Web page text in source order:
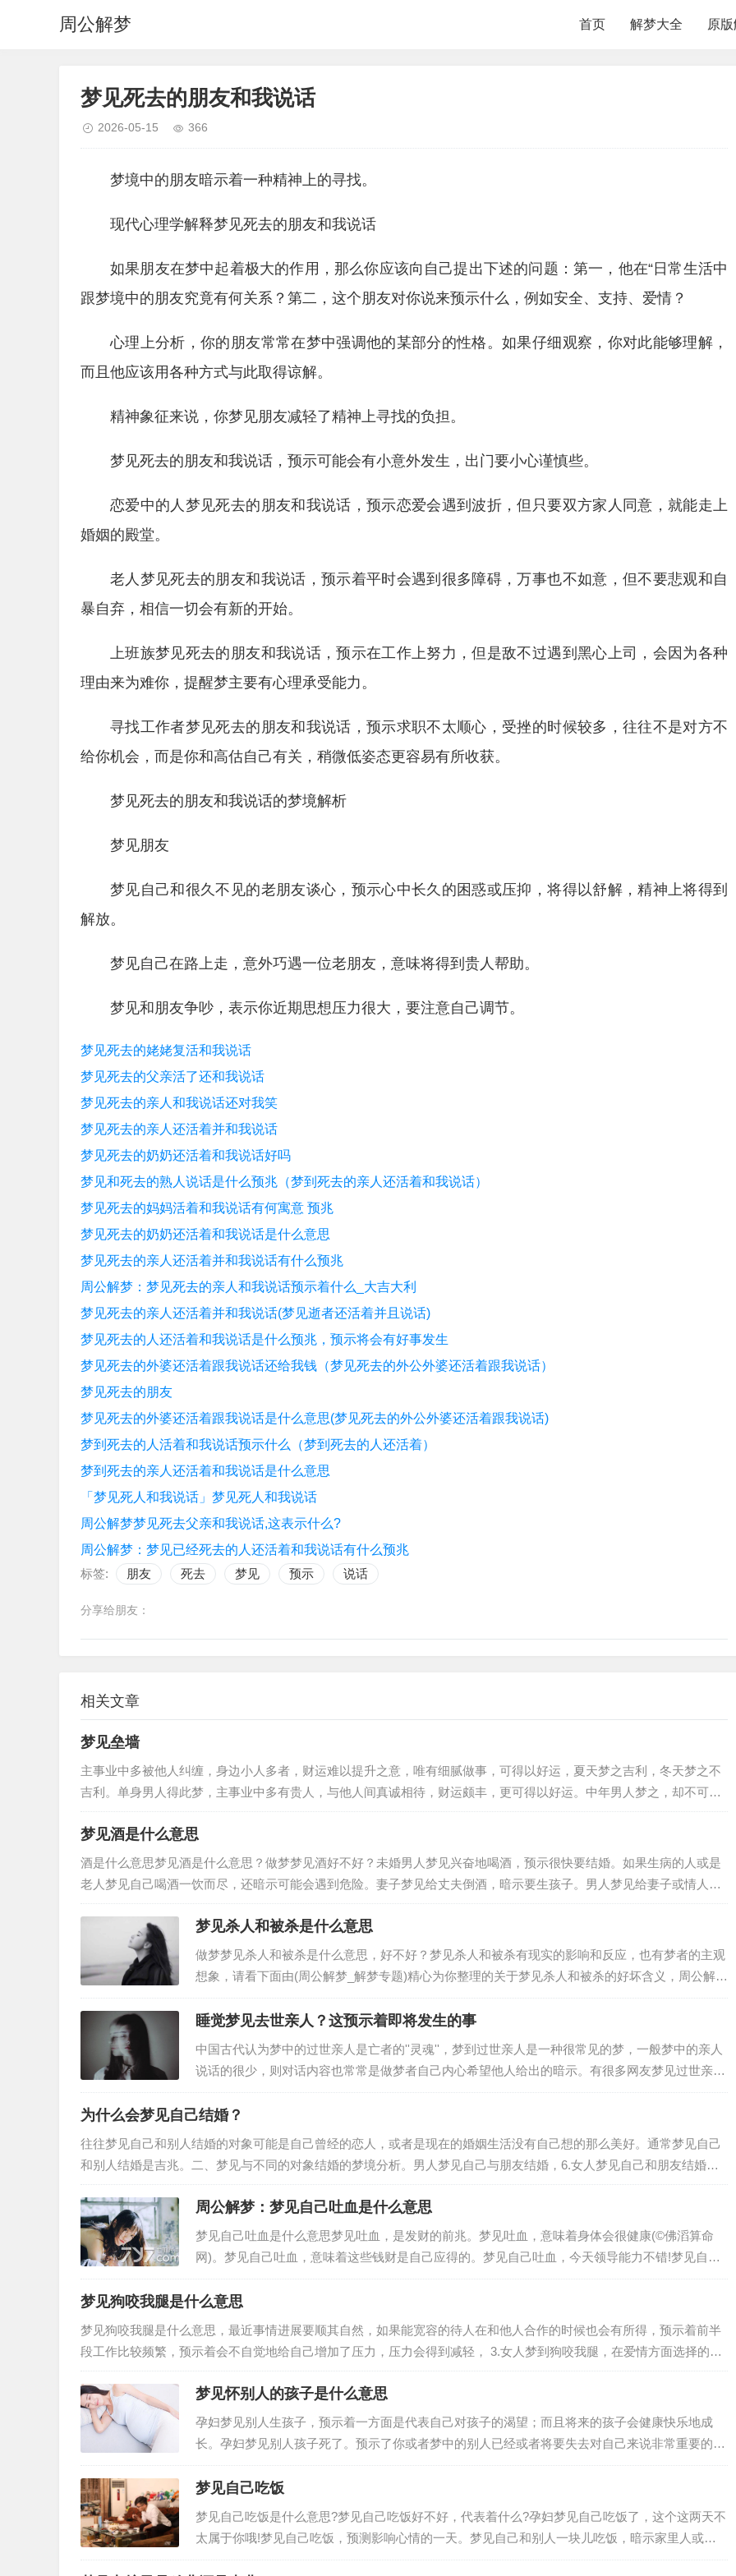
周公解梦 首页 解梦大全 原
梦见死去的朋友和我说话
2026-05-15 366
梦境中的朋友暗示着一种精神上的寻找。
现代心理学解释梦见死去的朋友和我说话
如果朋友在梦中起着极大的作用，那么你应该向自己提出下述的问题：第一，他在“日常生活中
跟梦境中的朋友究竟有何关系？第二，这个朋友对你说来预示什么，例如安全、支持、爱情？
心理上分析，你的朋友常常在梦中强调他的某部分的性格。如果仔细观察，你对此能够理解，
而且他应该用各种方式与此取得谅解。
精神象征来说，你梦见朋友减轻了精神上寻找的负担。
梦见死去的朋友和我说话，预示可能会有小意外发生，出门要小心谨慎些。
恋爱中的人梦见死去的朋友和我说话，预示恋爱会遇到波折，但只要双方家人同意，就能走上
婚姻的殿堂。
老人梦见死去的朋友和我说话，预示着平时会遇到很多障碍，万事也不如意，但不要悲观和自
暴自弃，相信一切会有新的开始。
上班族梦见死去的朋友和我说话，预示在工作上努力，但是敌不过遇到黑心上司，会因为各种
理由来为难你，提醒梦主要有心理承受能力。
寻找工作者梦见死去的朋友和我说话，预示求职不太顺心，受挫的时候较多，往往不是对方不
给你机会，而是你和高估自己有关，稍微低姿态更容易有所收获。
梦见死去的朋友和我说话的梦境解析
梦见朋友
梦见自己和很久不见的老朋友谈心，预示心中长久的困惑或压抑，将得以舒解，精神上将得到
解放。
梦见自己在路上走，意外巧遇一位老朋友，意味将得到贵人帮助。
梦见和朋友争吵，表示你近期思想压力很大，要注意自己调节。
梦见死去的姥姥复活和我说话
梦见死去的父亲活了还和我说话
梦见死去的亲人和我说话还对我笑
梦见死去的亲人还活着并和我说话
梦见死去的奶奶还活着和我说话好吗
梦见和死去的熟人说话是什么预兆（梦到死去的亲人还活着和我说话）
梦见死去的妈妈活着和我说话有何寓意 预兆
梦见死去的奶奶还活着和我说话是什么意思
梦见死去的亲人还活着并和我说话有什么预兆
周公解梦：梦见死去的亲人和我说话预示着什么_大吉大利
梦见死去的亲人还活着并和我说话(梦见逝者还活着并且说话)
梦见死去的人还活着和我说话是什么预兆，预示将会有好事发生
梦见死去的外婆还活着跟我说话还给我钱（梦见死去的外公外婆还活着跟我说话）
梦见死去的朋友
梦见死去的外婆还活着跟我说话是什么意思(梦见死去的外公外婆还活着跟我说话)
梦到死去的人活着和我说话预示什么（梦到死去的人还活着）
梦到死去的亲人还活着和我说话是什么意思
「梦见死人和我说话」梦见死人和我说话
周公解梦梦见死去父亲和我说话,这表示什么?
周公解梦：梦见已经死去的人还活着和我说话有什么预兆
标签:
朋友 死去 梦见 预示 说话
分享给朋友：
相关文章
梦见垒墙
主事业中多被他人纠缠，身边小人多者，财运难以提升之意，唯有细腻做事，可得以好运，夏天梦之吉利，冬天梦之不
吉利。单身男人得此梦，主事业中多有贵人，与他人间真诚相待，财运颇丰，更可得以好运。中年男人梦之，却不可居
功自傲得此梦，事业可有好运之征兆…
梦见酒是什么意思
酒是什么意思梦见酒是什么意思？做梦梦见酒好不好？未婚男人梦见兴奋地喝酒，预示很快要结婚。如果生病的人或是
老人梦见自己喝酒一饮而尽，还暗示可能会遇到危险。妻子梦见给丈夫倒酒，暗示要生孩子。男人梦见给妻子或情人一
杯酒，夫妻或情人会恩爱如初。女人…
梦见杀人和被杀是什么意思
做梦梦见杀人和被杀是什么意思，好不好？梦见杀人和被杀有现实的影响和反应，也有梦者的主观
想象，请看下面由(周公解梦_解梦专题)精心为你整理的关于梦见杀人和被杀的好坏含义，周公解梦
大全。从周公解梦而言，梦到杀人和被杀梦到杀害某人，代表做做梦的人…
睡觉梦见去世亲人？这预示着即将发生的事
中国古代认为梦中的过世亲人是亡者的''灵魂''，梦到过世亲人是一种很常见的梦，一般梦中的亲人
说话的很少，则对话内容也常常是做梦者自己内心希望他人给出的暗示。有很多网友梦见过世亲人
跟以前一般跟自己生活在一起，表示你打算忘记一些不快的往事，梦见…
为什么会梦见自己结婚？
往往梦见自己和别人结婚的对象可能是自己曾经的恋人，或者是现在的婚姻生活没有自己想的那么美好。通常梦见自己
和别人结婚是吉兆。二、梦见与不同的对象结婚的梦境分析。男人梦见自己与朋友结婚，6.女人梦见自己和朋友结婚。
8.已婚者梦见自己和朋友结婚。…
周公解梦：梦见自己吐血是什么意思
梦见自己吐血是什么意思梦见吐血，是发财的前兆。梦见吐血，意味着身体会很健康(©佛滔算命
网)。梦见自己吐血，意味着这些钱财是自己应得的。梦见自己吐血，今天领导能力不错!梦见自己
大口吐血:此梦预示着工作或生活上的压力比较大，建议你不必太担忧，事…
梦见狗咬我腿是什么意思
梦见狗咬我腿是什么意思，最近事情进展要顺其自然，如果能宽容的待人在和他人合作的时候也会有所得，预示着前半
段工作比较频繁，预示着会不自觉地给自己增加了压力，压力会得到减轻， 3.女人梦到狗咬我腿，在爱情方面选择的机
会会增多，有可能会出现心思…
梦见怀别人的孩子是什么意思
孕妇梦见别人生孩子，预示着一方面是代表自己对孩子的渴望；而且将来的孩子会健康快乐地成
长。孕妇梦见别人孩子死了。预示了你或者梦中的别人已经或者将要失去对自己来说非常重要的东
西，梦中的孩子代表着重要的事物，梦见自己的孩子丢了，就是说梦者可能忽略…
梦见自己吃饭
梦见自己吃饭是什么意思?梦见自己吃饭好不好，代表着什么?孕妇梦见自己吃饭了，这个这两天不
太属于你哦!梦见自己吃饭，预测影响心情的一天。梦见自己和别人一块儿吃饭，暗示家里人或邻
居、同事、朋友中可能将有人办婚事。梦见自己坐在墙上或高处吃饭，预示…